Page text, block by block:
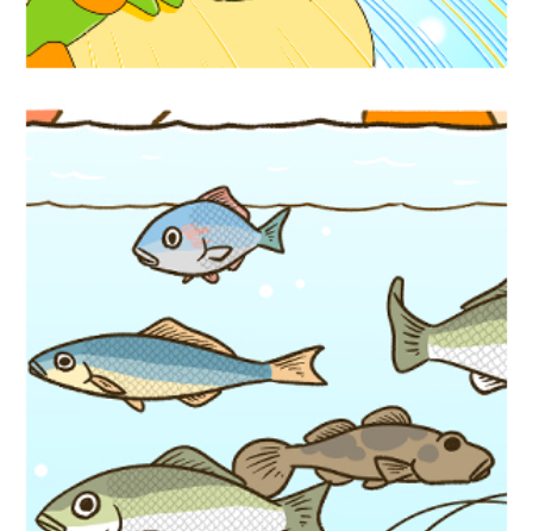
アウトドア漫画『マンガでわかる釣りのは
じめ方！』つり人社